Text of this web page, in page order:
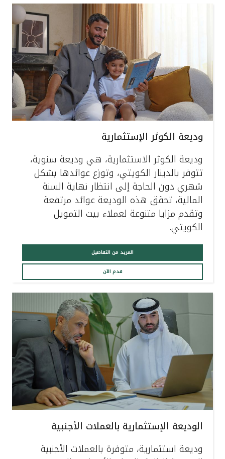
وديعة الكوثر الإستثمارية
وديعة الكوثر الاستثمارية، هي وديعة سنوية،
تتوفر بالدينار الكويتي، وتوزع عوائدها بشكل
شهري دون الحاجة إلى انتظار نهاية السنة
المالية، تحقق هذه الوديعة عوائد مرتفعة
وتقدم مزايا متنوعة لعملاء بيت التمويل
الكويتي.
المزيد من التفاصيل
قدم الآن
الوديعة الإستثمارية بالعملات الأجنبية
وديعة استثمارية، متوفرة بالعملات الأجنبية